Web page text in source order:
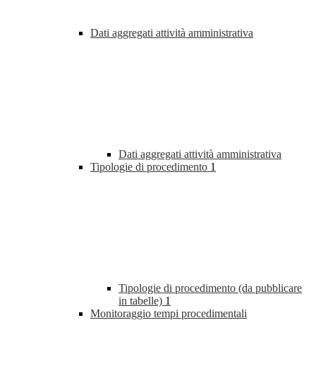
Dati aggregati attività amministrativa
Dati aggregati attività amministrativa
Tipologie di procedimento 1
Tipologie di procedimento (da pubblicare
in tabelle) 1
Monitoraggio tempi procedimentali